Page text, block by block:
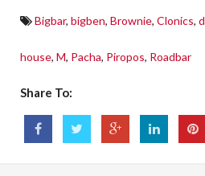
Bigbar, bigben, Brownie, Clonics,
house, M, Pacha, Piropos, Roadbar
Share To: